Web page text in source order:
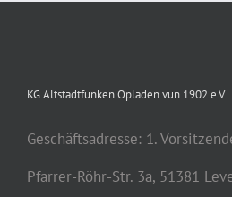
KG Altstadtfunken Opladen vun 1902 e.V.
Geschäftsadresse: 1.
Pfarrer-Röhr-Str. 3a, 51381